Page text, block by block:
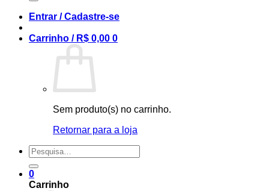
Entrar / Cadastre-se
Carrinho / R$ 0,00 0
Sem produto(s) no carrinho.
Retornar para a loja
Pesquisar
por:
0
Carrinho